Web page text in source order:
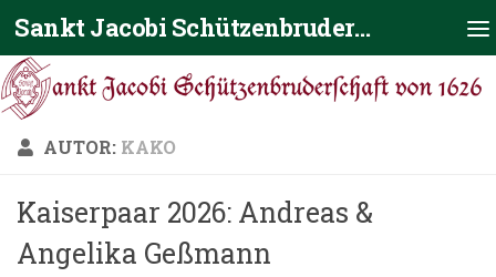
Zum Inhalt springen Sankt Jacobi Schützenbruderschaft von 1626
AUTOR: KAKO
Kaiserpaar 2026: Andreas &
Angelika Geßmann